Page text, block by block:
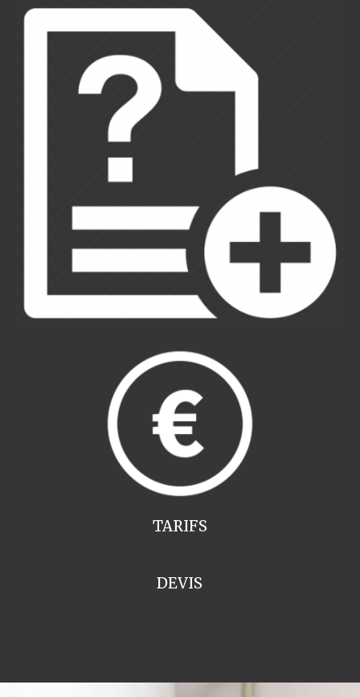
TARIFS
DEVIS